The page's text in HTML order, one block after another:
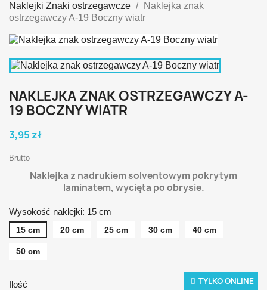
Naklejki Znaki ostrzegawcze
Naklejka znak
ostrzegawczy A-19 Boczny wiatr
TYLKO ONLINE
NAKLEJKA ZNAK OSTRZEGAWCZY A-
19 BOCZNY WIATR
3,95 zł
Brutto
Naklejka z nadrukiem solventowym pokrytym
laminatem, wycięta po obrysie.
Wysokość naklejki: 15 cm
15 cm 20 cm 25 cm 30 cm 40 cm
50 cm
Ilość